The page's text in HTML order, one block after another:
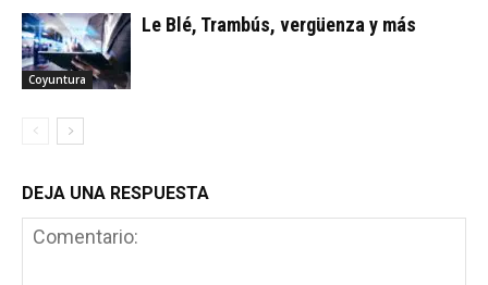
Coyuntura
Le Blé, Trambús, vergüenza y más
DEJA UNA RESPUESTA